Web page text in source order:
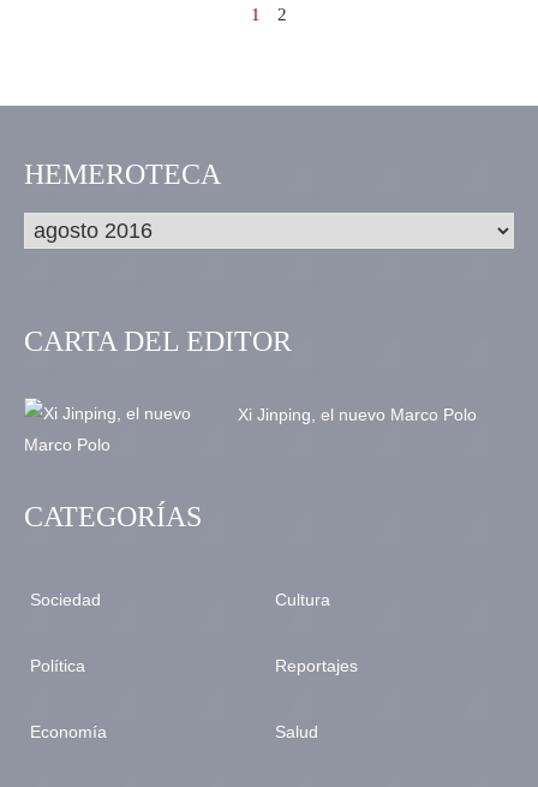
1 2
HEMEROTECA
CARTA DEL EDITOR
Xi Jinping, el nuevo Marco Polo
CATEGORÍAS
Sociedad
Política
Economía
Cultura
Reportajes
Salud